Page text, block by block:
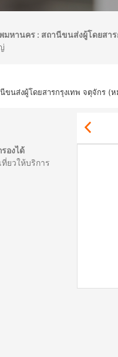
มหานคร : สถานีขนส่งผู้โดยสา
ขนส่งผู้โดยสารกรุงเทพ จตุจักร (
องได้
ยวให้บริการ